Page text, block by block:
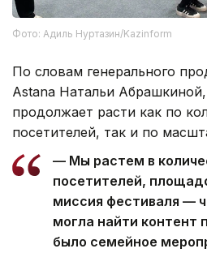
Фото: Адиль Нуртазин/Kazinform
По словам генерального
Astana Натальи
продолжает расти как по
посетителей, так и по
— Мы растем в
посетителей,
миссия фестиваля —
могла найти контент
было семейное